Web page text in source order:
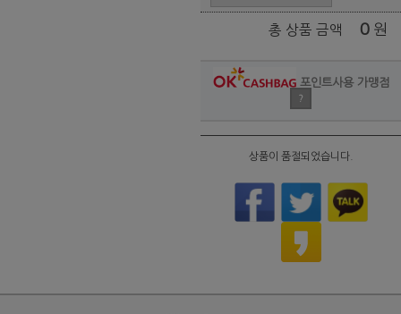
총 상품 금액 0 원
포인트사용 가맹점
?
상품이 품절되었습니다.